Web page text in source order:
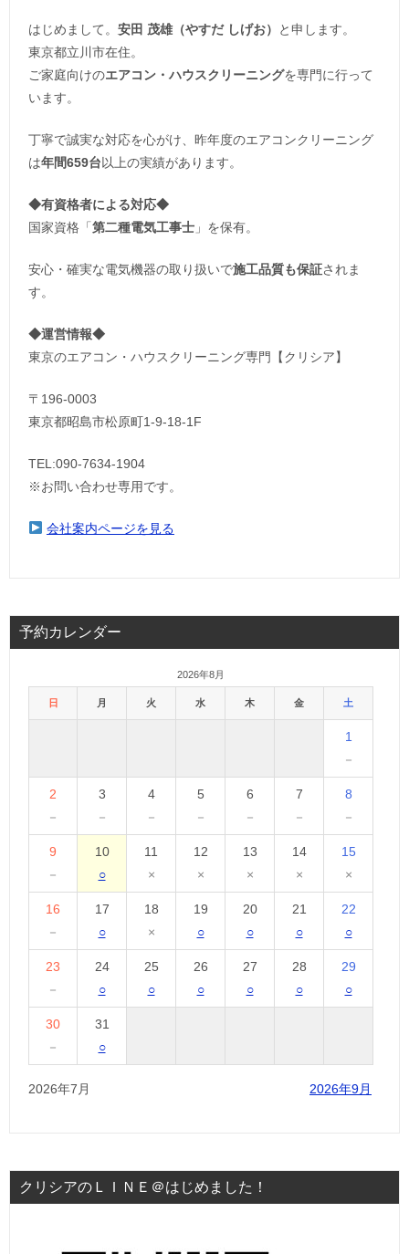
はじめまして。 安田 茂雄（やすだ しげお）
と申します。
東京都立川市在住。
ご家庭向けのエアコン・ハウスクリーニングを専門に行って
います。
丁寧で誠実な対応を心がけ、昨年度のエアコンクリーニング
は年間659台以上の実績があります。
◆有資格者による対応◆
国家資格「 第二種電気工事士 」を保有。
安心・確実な電気機器の取り扱いで施工品質も保証されま
す。
◆運営情報◆
東京のエアコン・ハウスクリーニング専門【クリシア】
〒196-0003
東京都昭島市松原町1-9‐18‐1F
TEL:090-7634-1904
※お問い合わせ専用です。
会社案内ページを見る
予約カレンダー
2026年8月
日 月 火 水 木 金 土
1
－
2
－
3
－
4
－
5
－
6
－
7
－
8
－
9
－
10
○
11
×
12
×
13
×
14
×
15
×
16
－
17
○
18
×
19
○
20
○
21
○
22
○
23
－
24
○
25
○
26
○
27
○
28
○
29
○
30
－
31
○
2026年7月 2026年9月
クリシアのＬＩＮＥ＠はじめました！